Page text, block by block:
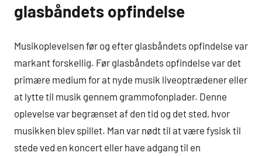
glasbåndets opfindelse
Musikoplevelsen før og efter glasbåndets opfindelse var
markant forskellig. Før glasbåndets opfindelse var det
primære medium for at nyde musik liveoptrædener eller
at lytte til musik gennem grammofonplader. Denne
oplevelse var begrænset af den tid og det sted, hvor
musikken blev spillet. Man var nødt til at være fysisk til
stede ved en koncert eller have adgang til en